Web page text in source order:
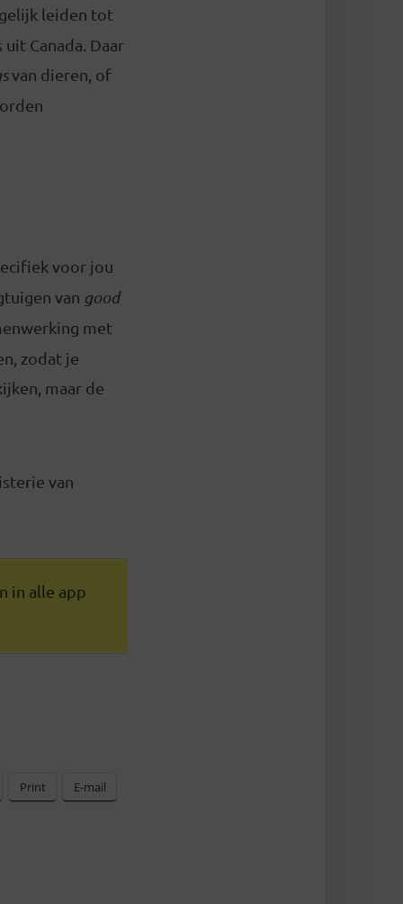
leiden tot
Canada. Daar
van dieren, of
voor jou
van good
met
zodat je
maar de
van
in alle app
Print E-mail